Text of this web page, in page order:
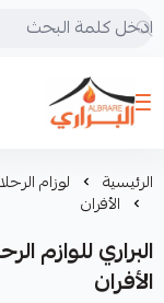
البراري للرحلات
الرئيسية لوزام
الأفران
البراري للوازم
الأفران